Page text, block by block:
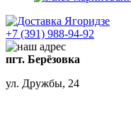
+7 (391) 988-94-92
пгт. Берёзовка
ул. Дружбы, 24